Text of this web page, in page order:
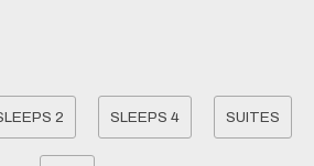
2 SLEEPS 4 SUITES